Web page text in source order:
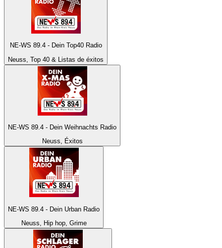
NE-WS 89.4 - Dein Top40 Radio
Neuss, Top 40 & Listas de éxitos
NE-WS 89.4 - Dein Weihnachts Radio
Neuss, Éxitos
NE-WS 89.4 - Dein Urban Radio
Neuss, Hip hop, Grime